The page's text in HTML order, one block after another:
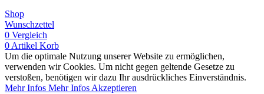
Shop
Wunschzettel
0 Vergleich
0 Artikel Korb
Um die optimale Nutzung unserer Website zu ermöglichen,
verwenden wir Cookies. Um nicht gegen geltende Gesetze zu
verstoßen, benötigen wir dazu Ihr ausdrückliches Einverständnis.
Mehr Infos Mehr Infos Akzeptieren